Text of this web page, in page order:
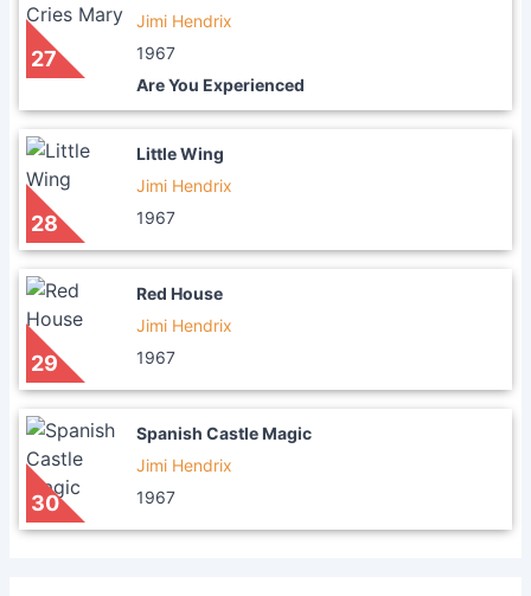
27
Jimi Hendrix
1967
Are You Experienced
28
Little Wing
Jimi Hendrix
1967
29
Red House
Jimi Hendrix
1967
30
Spanish Castle Magic
Jimi Hendrix
1967